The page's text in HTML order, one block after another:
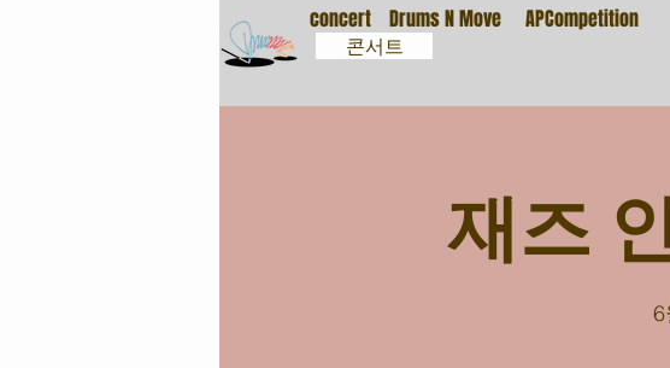
콘서트
音樂會
concert Drums N Move
APCompetition
재즈
6